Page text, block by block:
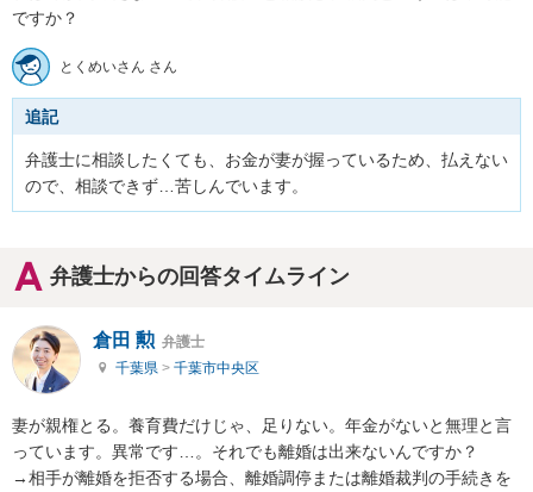
ですか？
とくめいさん さん
追記
弁護士に相談したくても、お金が妻が握っているため、払えない
ので、相談できず…苦しんでいます。
弁護士からの回答タイムライン
倉田 勲 弁護士
千葉県 > 千葉市中央区
妻が親権とる。養育費だけじゃ、足りない。年金がないと無理と言
っています。異常です…。それでも離婚は出来ないんですか？
→相手が離婚を拒否する場合、離婚調停または離婚裁判の手続きを